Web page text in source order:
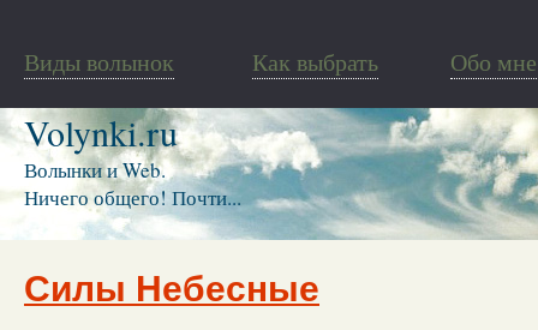
Виды волынок Как выбрать Обо мне
Volynki.ru
Волынки и Web.
Ничего общего! Почти...
Силы Небесные